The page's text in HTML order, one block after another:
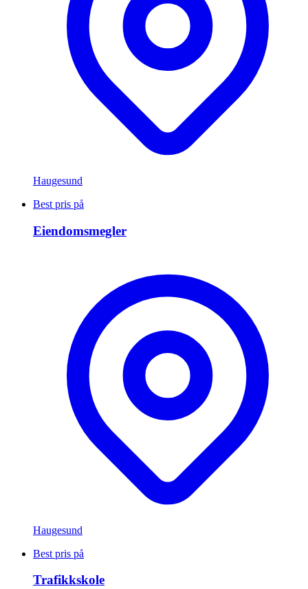
Haugesund
Best pris på
Eiendomsmegler
Haugesund
Best pris på
Trafikkskole